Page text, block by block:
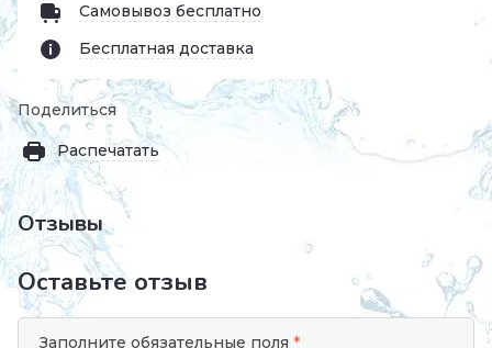
Самовывоз бесплатно
Бесплатная доставка
Поделиться
Распечатать
Отзывы
Оставьте отзыв
Заполните обязательные поля *